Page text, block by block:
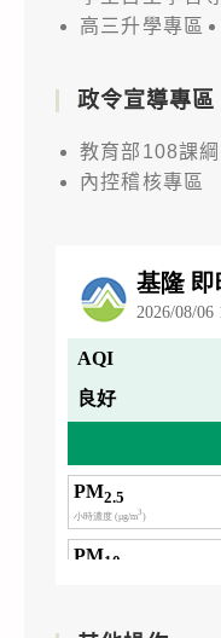
高三升學專區
政令宣導專區
教育部108課
內控稽核專區